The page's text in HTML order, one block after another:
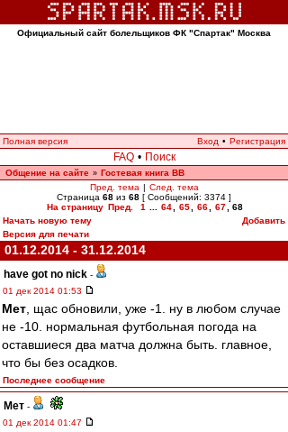
Официальный сайт болельщиков ФК "Спартак" Москва
Полная версия Вход • Регистрация
FAQ • Поиск
Общение на сайте » Гостевая книга ВВ
Пред. тема | След. тема
Страница 68 из 68 [ Сообщений: 3374 ]
На страницу Пред. 1 64 65 66 67
68
Начать новую тему
Добавить
Версия для печати
01.12.2014 - 31.12.2014
have got no nick -
01 дек 2014 01:53
Мет , щас обновили, уже -1. ну в любом случае
не -10. нормальная футбольная погода на
оставшиеся два матча должна быть. главное,
что бы без осадков.
Последнее сообщение
Мет -
01 дек 2014 01:47